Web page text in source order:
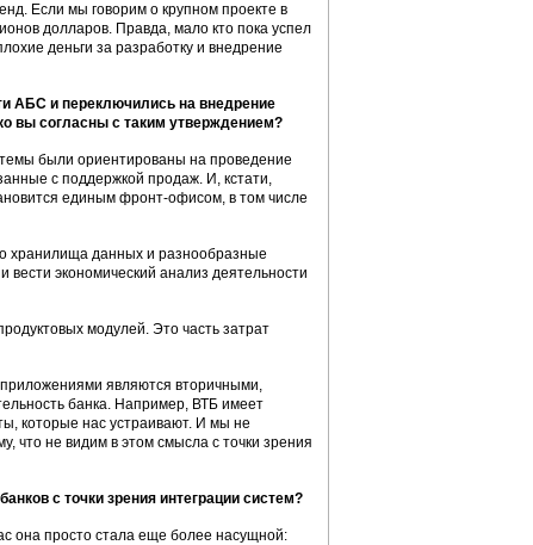
Если мы говорим о крупном проекте в
долларов. Правда, мало кто пока успел
деньги за разработку и внедрение
АБС и переключились на внедрение
вы согласны с таким утверждением?
были ориентированы на проведение
с поддержкой продаж. И, кстати,
единым фронт-офисом, в том числе
хранилища данных и разнообразные
экономический анализ деятельности
модулей. Это часть затрат
являются вторичными,
банка. Например, ВТБ имеет
которые нас устраивают. И мы не
что не видим в этом смысла с точки зрения
с точки зрения интеграции систем?
она просто стала еще более насущной: